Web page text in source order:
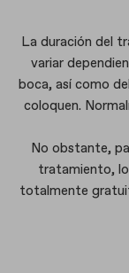
La duración del
variar
boca, así como
coloquen.
No obstante,
tratamiento, lo
totalmente